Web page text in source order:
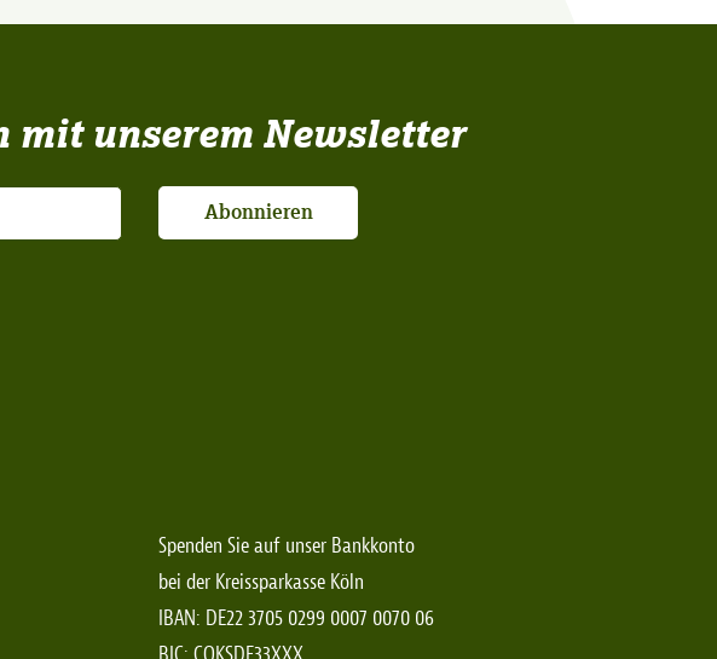
mit unserem Newsletter
Abonnieren
Spenden Sie auf unser Bankkonto
bei der Kreissparkasse Köln
IBAN: DE22 3705 0299 0007 0070 06